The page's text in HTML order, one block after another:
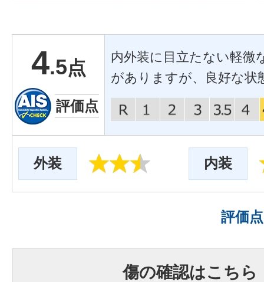
4.5点
評価点
内外装に目立たない軽微
がありますが、良好な状
外装 内装
評価
傷の確認はこちら